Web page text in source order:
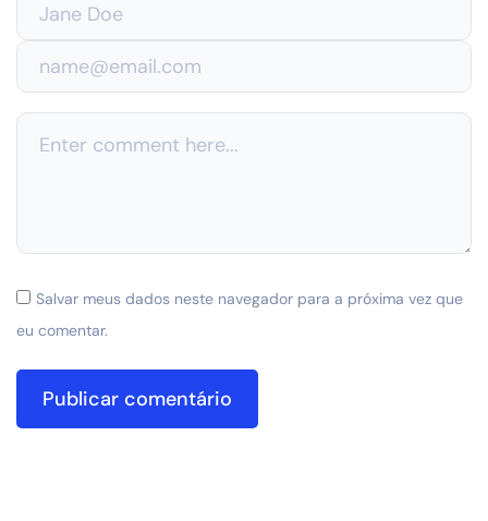
Salvar meus dados neste navegador para a próxima vez que
eu comentar.